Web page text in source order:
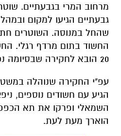
מרחוב המרי בגבעתיים.
גבעתיים הגיעו למקום
שהחל במנוסה. השוטרים
החשוד בתום מרדף רגלי.
20 הובא לחקירה שבסיומה נכלא.
עפ"י החקירה שנוהלה
הגיע עם חשודים נוספים,
השמאלי ופרקו את תא
הוארך מעת לעת.